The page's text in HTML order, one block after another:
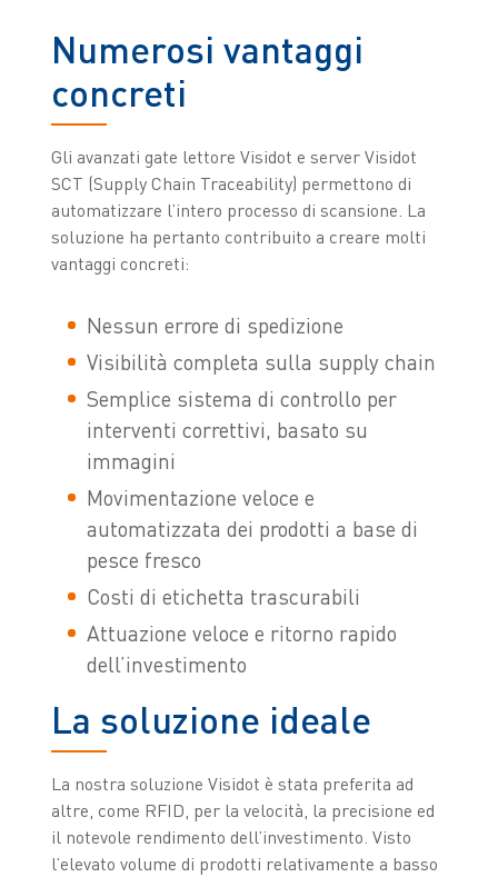
Numerosi vantaggi
concreti
Gli avanzati gate lettore Visidot e server Visidot
SCT (Supply Chain Traceability) permettono di
automatizzare l’intero processo di scansione. La
soluzione ha pertanto contribuito a creare molti
vantaggi concreti:
Nessun errore di spedizione
Visibilità completa sulla supply chain
Semplice sistema di controllo per
interventi correttivi, basato su
immagini
Movimentazione veloce e
automatizzata dei prodotti a base di
pesce fresco
Costi di etichetta trascurabili
Attuazione veloce e ritorno rapido
dell’investimento
La soluzione ideale
La nostra soluzione Visidot è stata preferita ad
altre, come RFID, per la velocità, la precisione ed
il notevole rendimento dell’investimento. Visto
l’elevato volume di prodotti relativamente a basso